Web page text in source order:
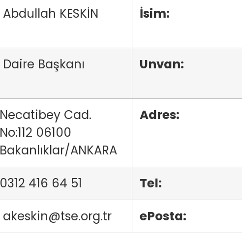
Abdullah KESKİN İsim:
Daire Başkanı Unvan:
Necatibey Cad.
No:112 06100
Bakanlıklar/ANKARA
Adres:
0312 416 64 51
Tel:
akeskin@tse.org.tr ePosta: